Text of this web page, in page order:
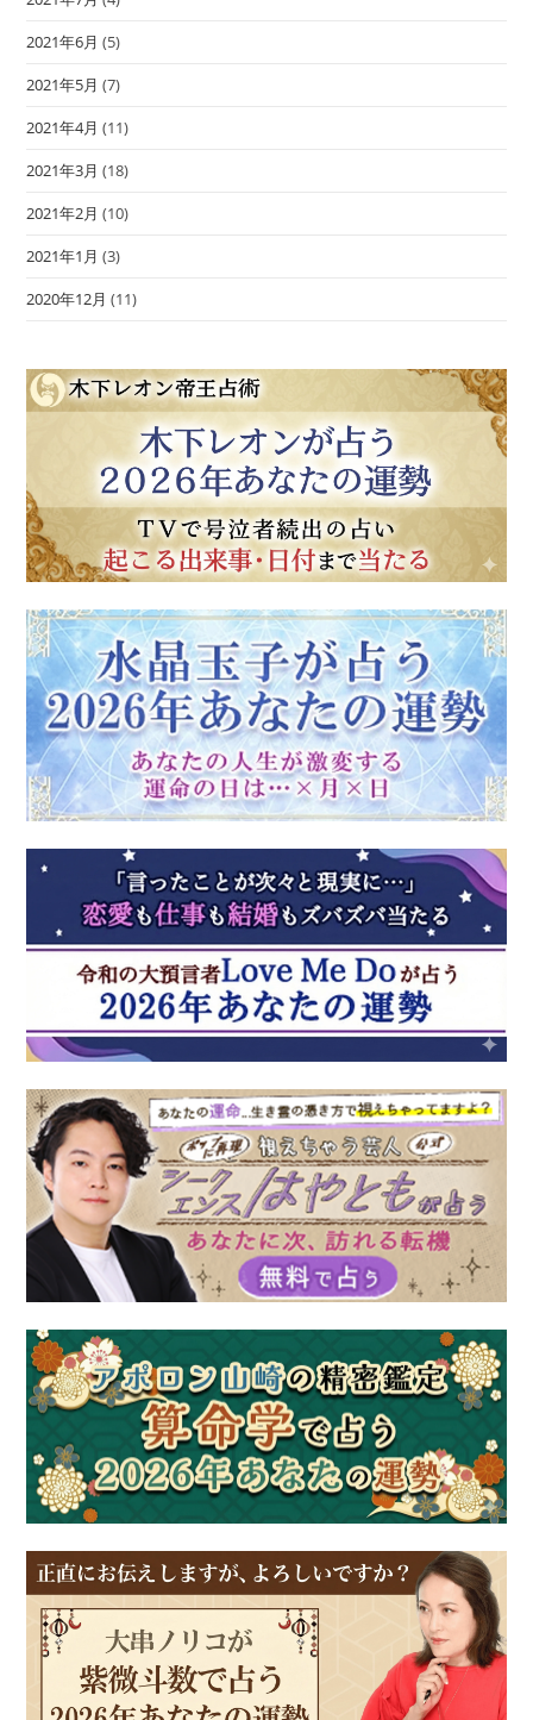
2021年6月 (5)
2021年5月 (7)
2021年4月 (11)
2021年3月 (18)
2021年2月 (10)
2021年1月 (3)
2020年12月 (11)